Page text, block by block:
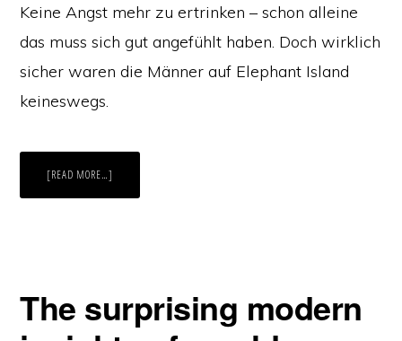
Keine Angst mehr zu ertrinken – schon alleine
das muss sich gut angefühlt haben. Doch wirklich
sicher waren die Männer auf Elephant Island
keineswegs.
[READ MORE…]
FREUEN
The surprising modern